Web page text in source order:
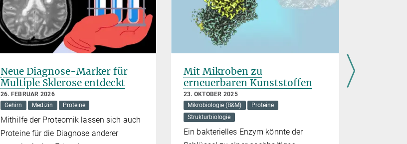
Neue Diagnose-Marker für
Multiple Sklerose entdeckt
26. FEBRUAR 2026
Gehirn
Medizin Proteine
Mithilfe der Proteomik lassen sich auch
Proteine für die Diagnose anderer
Mit Mikroben zu
erneuerbaren Kunststoffen
23. OKTOBER 2025
Mikrobiologie (B&M)
Proteine
Strukturbiologie
Ein bakterielles Enzym könnte der